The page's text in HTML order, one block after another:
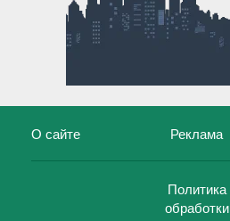
О сайте Реклама
Политика
обработки